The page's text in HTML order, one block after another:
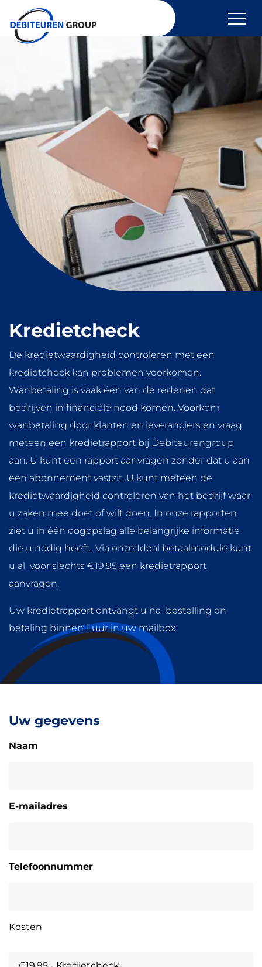
overslaan
Incasso
Incasso buitenland
Huurincasso
Debiteurenbeheer
Kredietcheck
Vordering indienen
Algemeen
Kredietcheck
De kredietwaardigheid controleren met een
kredietcheck kan problemen voorkomen.
Wanbetaling is vaak één van de redenen dat
bedrijven in financiële nood komen. Voorkom
wanbetaling door klanten en leveranciers en vraag
meteen een kredietrapport bij Debiteurengroup
aan. U kunt een rapport aanvragen zonder dat u aan
een abonnement vastzit. U kunt meteen de
kredietwaardigheid controleren van het bedrijf waar
u zaken mee doet of wilt doen. In onze rapporten
ziet u in één oogopslag alle belangrijke informatie
die u nodig heeft. Via onze Ideal betaalmodule kunt
u al voor slechts €19,95 een kredietrapport
aanvragen.
Uw kredietrapport ontvangt u na bestelling en
betaling binnen 1 uur in uw mailbox.
Uw gegevens
Naam
E-mailadres
Telefoonnummer
Kosten